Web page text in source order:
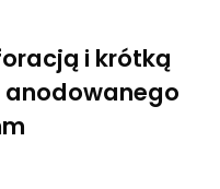
i krótką